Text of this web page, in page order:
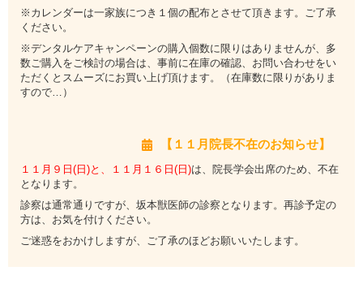
※カレンダーは一家族につき１個の配布とさせて頂きます。ご了承
ください。
※デンタルケアキャンペーンの購入個数に限りはありませんが、多
数ご購入をご検討の場合は、事前に在庫の確認、お問い合わせをい
ただくとスムーズにお買い上げ頂けます。（在庫数に限りがありま
すので…）
【１１月院長不在のお知らせ】
１１月９日(日)と、１１月１６日(日)は、院長学会出席のため、不在
となります。
診察は通常通りですが、坂本獣医師の診察となります。再診予定の
方は、お気を付けください。
ご迷惑をおかけしますが、ご了承のほどお願いいたします。